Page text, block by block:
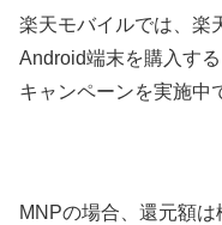
楽天モバイルでは、楽
Android端末を購入す
キャンペーンを実施中
MNPの場合、還元額